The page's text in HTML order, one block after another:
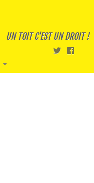
UN TOIT C'EST UN DROIT !